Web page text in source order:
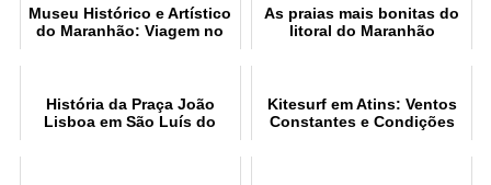
Museu Histórico e Artístico
do Maranhão: Viagem no
As praias mais bonitas do
litoral do Maranhão
História da Praça João
Lisboa em São Luís do
Kitesurf em Atins: Ventos
Constantes e Condições